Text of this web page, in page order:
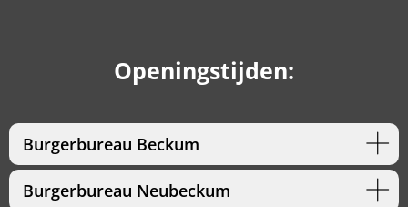
Openingstijden:
Burgerbureau Beckum
Burgerbureau Neubeckum